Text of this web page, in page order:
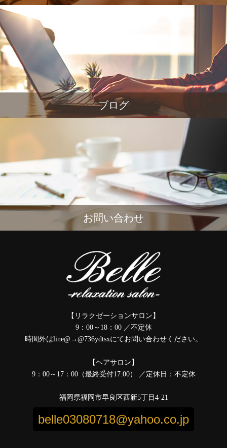
ブログ
お問い合わせ
【リラクゼーションサロン】
9：00～18：00 ／不定休
時間外はline@→@736ydtsxにてお問い合わせください。
【ヘアサロン】
9：00～17：00（最終受付17:00） ／定休日：不定休
福岡県福岡市早良区西新5丁目4-21
belle03080718@yahoo.co.jp